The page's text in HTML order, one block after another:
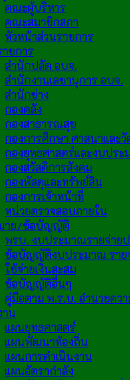
คณะผู้บริหาร
คณะสมาชิกสภา
หัวหน้าส่วนราชการ
ชการ
สำนักปลัด อบจ.
สำนักงานเลขานุการ อบจ.
สำนักช่าง
กองคลัง
กองสาธารณสุข
กองการศึกษา ศาสนาและ
กองยุทธศาสตร์และงบประ
กองสวัสดิการสังคม
กองพัสดุและทรัพย์สิน
กองการเจ้าหน้าที่
หน่วยตรวจสอบภายใน
าย/ข้อบัญญัติ
พรบ. งบประมาณรายจ่าย
ข้อบัญญัติงบประมาณ ราย
ใช้จ่ายเงินสะสม
ข้อบัญญัติอื่นๆ
คู่มือตาม พ.ร.บ. อำนวยคว
าน
แผนยุทธศาสตร์
แผนพัฒนาท้องถิ่น
แผนการดำเนินงาน
แผนอัตรากำลัง